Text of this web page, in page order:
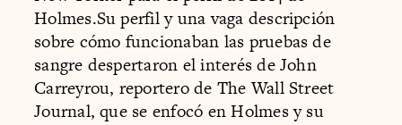
Holmes.Su perfil y una vaga descripción
sobre cómo funcionaban las pruebas de
sangre despertaron el interés de John
Carreyrou, reportero de The Wall Street
Journal, que se enfocó en Holmes y su